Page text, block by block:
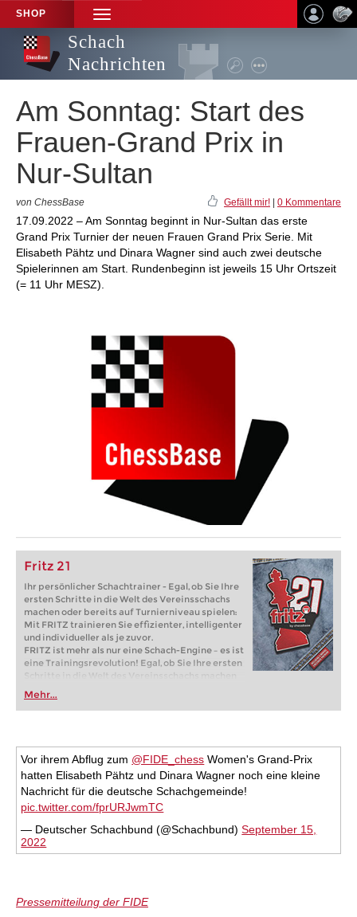
SHOP
TOGGLE
NAVIGATION
Schach
Nachrichten
Am Sonntag: Start des
Frauen-Grand Prix in
Nur-Sultan
von ChessBase Gefällt mir! 0 Kommentare
17.09.2022 – Am Sonntag beginnt in Nur-Sultan das erste
Grand Prix Turnier der neuen Frauen Grand Prix Serie. Mit
Elisabeth Pähtz und Dinara Wagner sind auch zwei deutsche
Spielerinnen am Start. Rundenbeginn ist jeweils 15 Uhr Ortszeit
(= 11 Uhr MESZ).
Fritz 21
Ihr persönlicher Schachtrainer - Egal, ob Sie Ihre
ersten Schritte in die Welt des Vereinsschachs
machen oder bereits auf Turnierniveau spielen:
Mit FRITZ trainieren Sie effizienter, intelligenter
und individueller als je zuvor.
FRITZ ist mehr als nur eine Schach-Engine – es ist
eine Trainingsrevolution! Egal, ob Sie Ihre ersten
Schritte in die Welt des Vereinsschachs machen
oder bereits auf Turnierniveau spielen: Mit
FRITZ trainieren Sie effizienter, intelligenter und
individueller als je zuvor.
Mehr...
Vor ihrem Abflug zum @FIDE_chess Women's Grand-Prix
hatten Elisabeth Pähtz und Dinara Wagner noch eine kleine
Nachricht für die deutsche Schachgemeinde!
pic.twitter.com/fprURJwmTC
— Deutscher Schachbund (@Schachbund)September 15,
2022
Pressemitteilung der FIDE